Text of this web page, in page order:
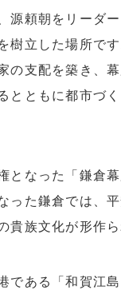
源頼朝をリーダ
樹立した場所で
の支配を築き、
とともに都市づ
となった「鎌倉
った鎌倉では、
貴族文化が形作ら
である「和賀江